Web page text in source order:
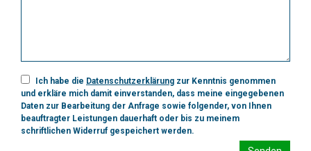
Ich habe die Datenschutzerklärung zur Kenntnis genommen
und erkläre mich damit einverstanden, dass meine eingegebenen
Daten zur Bearbeitung der Anfrage sowie folgender, von Ihnen
beauftragter Leistungen dauerhaft oder bis zu meinem
schriftlichen Widerruf gespeichert werden.